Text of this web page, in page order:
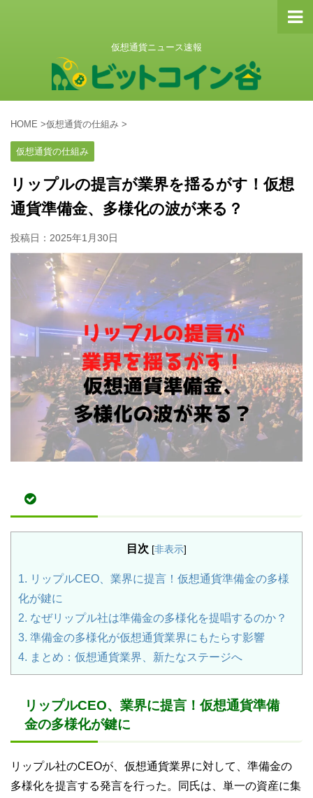
仮想通貨ニュース速報
HOME >仮想通貨の仕組み >
仮想通貨の仕組み
リップルの提言が業界を揺るがす！仮想
通貨準備金、多様化の波が来る？
投稿日： 2025年1月30日
目次 [非表示]
1. リップルCEO、業界に提言！仮想通貨準備金の多様
化が鍵に
2. なぜリップル社は準備金の多様化を提唱するのか？
3. 準備金の多様化が仮想通貨業界にもたらす影響
4. まとめ：仮想通貨業界、新たなステージへ
リップルCEO、業界に提言！仮想通貨準備
金の多様化が鍵に
リップル社のCEOが、仮想通貨業界に対して、準備金の
多様化を提言する発言を行った。同氏は、単一の資産に集